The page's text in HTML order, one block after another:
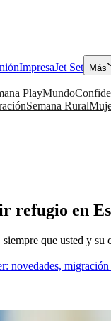
ImpresaJet Set Más
PlayMundo
Semana Rural
refugio en
que usted y su
novedades,